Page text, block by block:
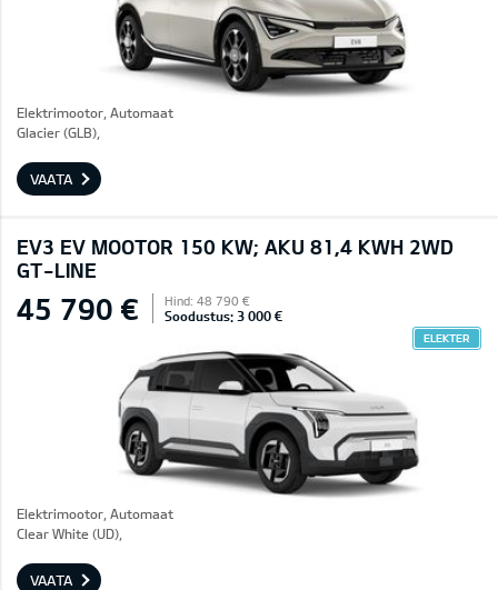
Elektrimootor, Automaat
Glacier (GLB),
VAATA
EV3 EV MOOTOR 150 KW; AKU 81,4 KWH 2WD
GT-LINE
45 790 € Hind: 48 790 €
Soodustus: 3 000 €
ELEKTER
Elektrimootor, Automaat
Clear White (UD),
VAATA